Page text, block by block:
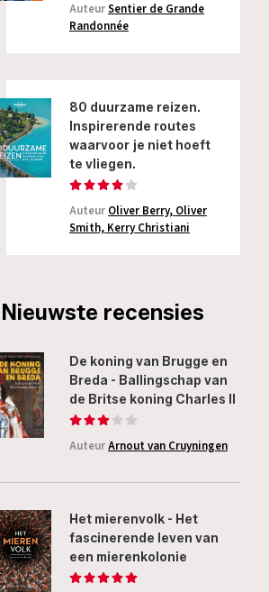
AuteurSentier de Grande
Randonnée
80 duurzame reizen.
Inspirerende routes
waarvoor je niet hoeft
te vliegen.
Auteur Oliver Berry, Oliver
Smith, Kerry Christiani
_Nieuwste recensies
De koning van Brugge en
Breda - Ballingschap van
de Britse koning Charles II
AuteurArnout van Cruyningen
Het mierenvolk - Het
fascinerende leven van
een mierenkolonie